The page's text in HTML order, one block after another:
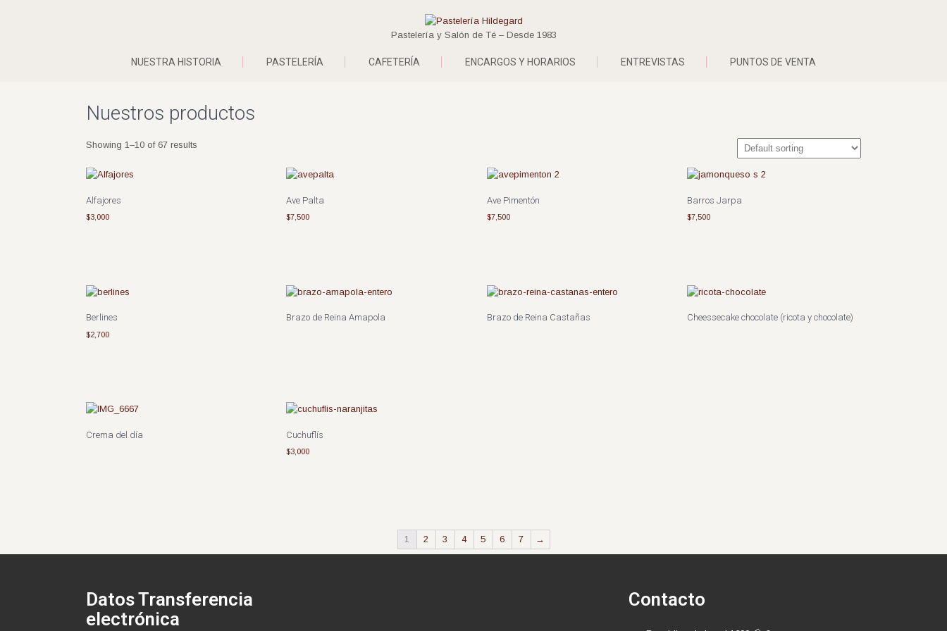
Pastelería y Salón de Té – Desde 1983
NUESTRA HISTORIA PASTELERÍA CAFETERÍA ENCARGOS Y HORARIOS ENTREVISTAS PUNTOS DE VENTA
Nuestros productos
Showing 1–10 of 67 results
Alfajores
$3,000
Ave Palta
$7,500
Ave Pimentón
$7,500
Barros Jarpa
$7,500
Berlines
$2,700
Brazo de Reina Amapola Brazo de Reina Castañas Cheessecake chocolate (ricota y chocolate)
Crema del día Cuchuflís
$3,000
1 2 3 4 5 6 7 →
Datos Transferencia
electrónica
Contacto